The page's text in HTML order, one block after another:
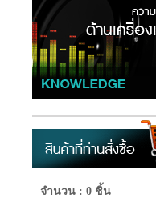
จำนวน : 0 ชิ้น